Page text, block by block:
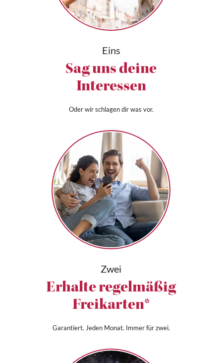
Eins
Sag uns deine
Interessen
Oder wir schlagen dir was vor.
Zwei
Erhalte regelmäßig
Freikarten*
Garantiert. Jeden Monat. Immer für zwei.